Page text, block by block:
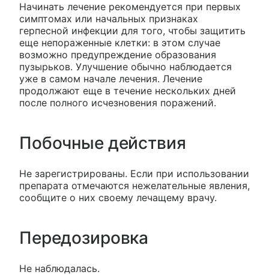
Начинать лечение рекомендуется при первых
симптомах или начальных признаках
герпесной инфекции для того, чтобы защитить
еще непораженные клетки: в этом случае
возможно предупреждение образования
пузырьков. Улучшение обычно наблюдается
уже в самом начале лечения. Лечение
продолжают еще в течение нескольких дней
после полного исчезновения поражений.
Побочные действия
Не зарегистрированы. Если при использовании
препарата отмечаются нежелательные явления,
сообщите о них своему лечащему врачу.
Передозировка
Не наблюдалась.